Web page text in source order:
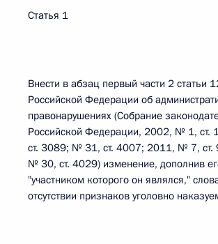
Статья 1
Внести в абзац первый части 2 статьи
Российской Федерации об
правонарушениях (Собрание
Российской Федерации, 2002, № 1,
ст. 3089; № 31, ст. 4007; 2011, № 7, ст.
№ 30, ст. 4029) изменение, дополнив
"участником которого он являлся,"
отсутствии признаков уголовно